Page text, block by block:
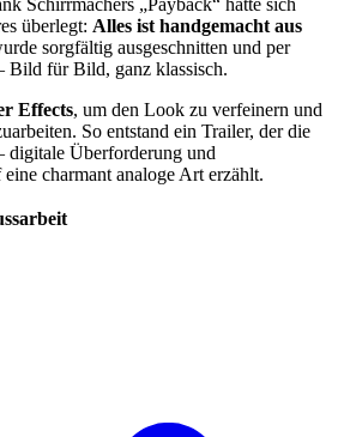
Schirrmachers „Payback“ hatte sich
überlegt: Alles ist handgemacht aus
sorgfältig ausgeschnitten und per
Bild für Bild, ganz klassisch.
Effects, um den Look zu verfeinern und
So entstand ein Trailer, der die
digitale Überforderung und
charmant analoge Art erzählt.